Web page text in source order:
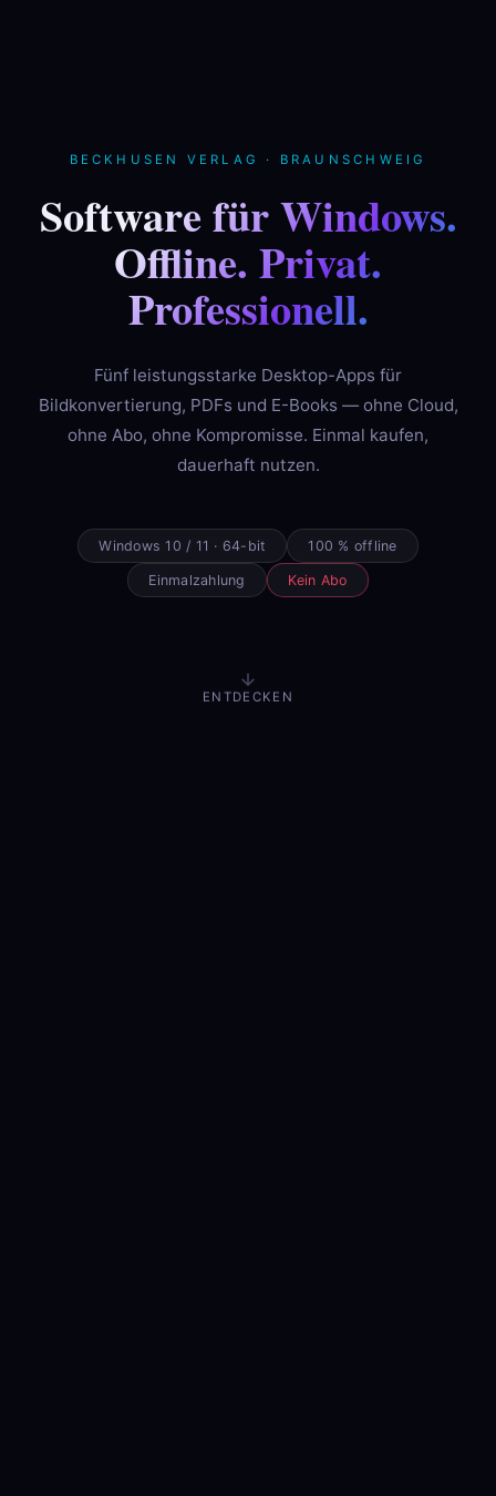
BECKHUSEN VERLAG · BRAUNSCHWEIG
Software für Windows.
Offline. Privat.
Professionell.
Fünf leistungsstarke Desktop-Apps für
Bildkonvertierung, PDFs und E-Books — ohne Cloud,
ohne Abo, ohne Kompromisse. Einmal kaufen,
dauerhaft nutzen.
Windows 10 / 11 · 64-bit 100 % offline
Einmalzahlung Kein Abo
ENTDECKEN